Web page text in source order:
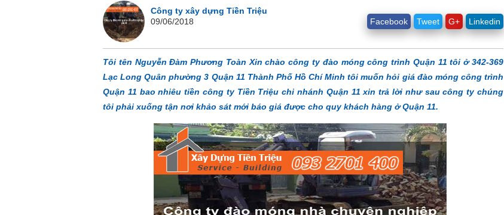
Công ty xây dựng Tiền Triệu
09/06/2018
Facebook Tweet G+ Linkedin
Tôi tên Nguyễn Đàm Phương Toàn Xin chào công ty đào móng công trình Quận 11 tôi ở 342-369
Lạc Long Quân phường 3 Quận 11 Thành Phố Hồ Chí Minh tôi muốn hỏi giá đào móng công trình
Quận 11 bao nhiêu tiền công ty Tiền Triệu chi nhánh Quận 11 xin trả lời như sau công ty chúng
tôi phải xuống tận nơi khảo sát mới báo giá được cho quy khách hàng ở Quận 11.